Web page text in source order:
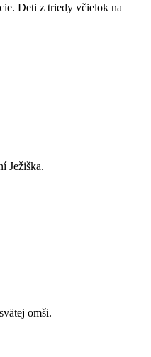
Deti z triedy včielok na
Ježiška.
omši.